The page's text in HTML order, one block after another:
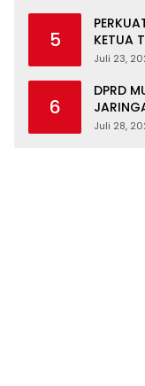
5
KETUA
Juli 23,
6
DPRD
WARGA
Juli 28,